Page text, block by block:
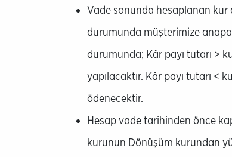
Vade sonunda hesaplanan kur
durumunda müşterimize
durumunda; Kâr payı tutarı >
yapılacaktır. Kâr payı tutarı <
ödenecektir.​
Hesap vade tarihinden önce
kurunun Dönüşüm kurundan